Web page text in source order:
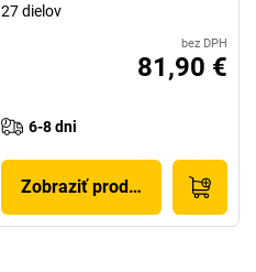
27 dielov
bez DPH
81,90 €
6-8 dni
Zobraziť produkt